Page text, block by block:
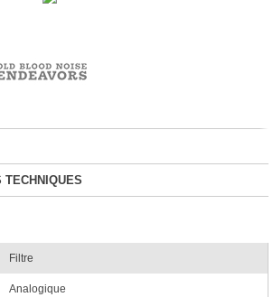
TECHNIQUES
Filtre
Analogique